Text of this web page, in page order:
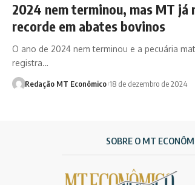
2024 nem terminou, mas MT já
recorde em abates bovinos
O ano de 2024 nem terminou e a pecuária
registra…
Redação MT Econômico 18 de dezembro de 2024
SOBRE O MT